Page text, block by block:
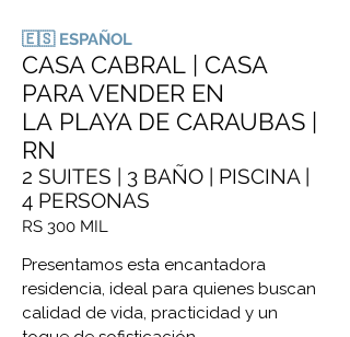
🇪🇸 ESPAÑOL
CASA CABRAL | CASA
PARA VENDER EN
LA PLAYA DE CARAUBAS |
RN
2 SUITES | 3 BAÑO | PISCINA |
4 PERSONAS
RS 300 MIL
Presentamos esta encantadora
residencia, ideal para quienes buscan
calidad de vida, practicidad y un